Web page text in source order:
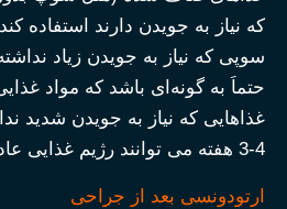
که نیاز به جویدن دارند استفاده
سوپی که نیاز به جویدن زیاد
حتماَ به گونه‌ای باشد که مواد
غذاهایی که نیاز به جویدن شدید
4-3 هفته می توانند رژیم غذایی عادی داشته باشند.
ارتودونسی بعد از جراحی